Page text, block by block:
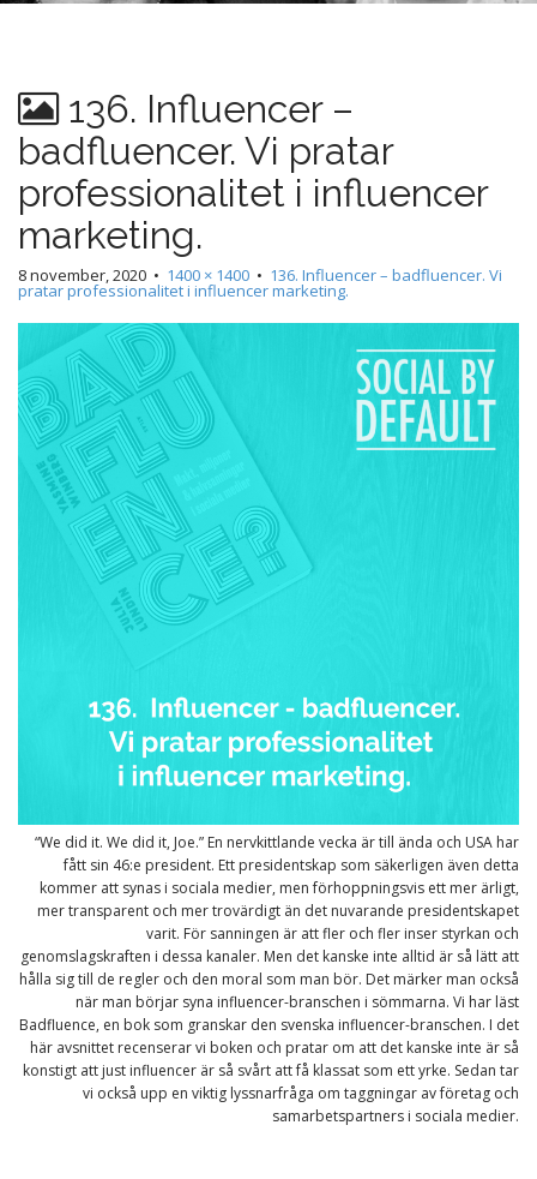
136. Influencer –
badfluencer. Vi pratar
professionalitet i influencer
marketing.
8 november, 2020 • 1400 × 1400 • 136. Influencer – badfluencer. Vi
pratar professionalitet i influencer marketing.
“We did it. We did it, Joe.” En nervkittlande vecka är till ända och USA har
fått sin 46:e president. Ett presidentskap som säkerligen även detta
kommer att synas i sociala medier, men förhoppningsvis ett mer ärligt,
mer transparent och mer trovärdigt än det nuvarande presidentskapet
varit. För sanningen är att fler och fler inser styrkan och
genomslagskraften i dessa kanaler. Men det kanske inte alltid är så lätt att
hålla sig till de regler och den moral som man bör. Det märker man också
när man börjar syna influencer-branschen i sömmarna. Vi har läst
Badfluence, en bok som granskar den svenska influencer-branschen. I det
här avsnittet recenserar vi boken och pratar om att det kanske inte är så
konstigt att just influencer är så svårt att få klassat som ett yrke. Sedan tar
vi också upp en viktig lyssnarfråga om taggningar av företag och
samarbetspartners i sociala medier.